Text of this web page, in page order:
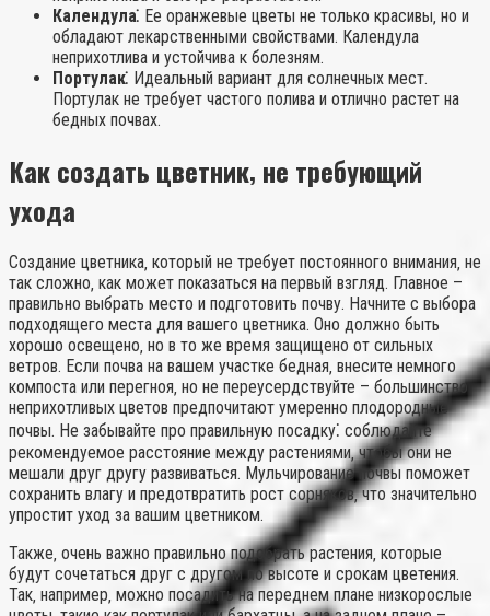
Календула⁚ Ее оранжевые цветы не только красивы‚ но и
обладают лекарственными свойствами. Календула
неприхотлива и устойчива к болезням.
Портулак⁚ Идеальный вариант для солнечных мест.
Портулак не требует частого полива и отлично растет на
бедных почвах.
Как создать цветник‚ не требующий
ухода
Создание цветника‚ который не требует постоянного внимания‚ не
так сложно‚ как может показаться на первый взгляд. Главное –
правильно выбрать место и подготовить почву. Начните с выбора
подходящего места для вашего цветника. Оно должно быть
хорошо освещено‚ но в то же время защищено от сильных
ветров. Если почва на вашем участке бедная‚ внесите немного
компоста или перегноя‚ но не переусердствуйте – большинство
неприхотливых цветов предпочитают умеренно плодородные
почвы. Не забывайте про правильную посадку⁚ соблюдайте
рекомендуемое расстояние между растениями‚ чтобы они не
мешали друг другу развиваться. Мульчирование почвы поможет
сохранить влагу и предотвратить рост сорняков‚ что значительно
упростит уход за вашим цветником.
Также‚ очень важно правильно подобрать растения‚ которые
будут сочетаться друг с другом по высоте и срокам цветения.
Так‚ например‚ можно посадить на переднем плане низкорослые